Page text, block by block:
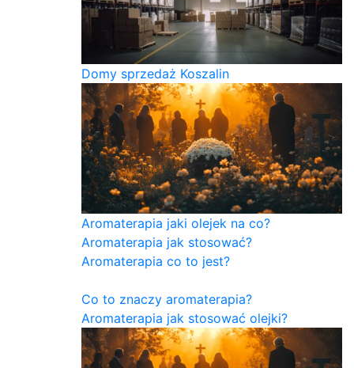
Domy sprzedaż Koszalin
Aromaterapia jaki olejek na co?
Aromaterapia jak stosować?
Aromaterapia co to jest?
Co to znaczy aromaterapia?
Aromaterapia jak stosować olejki?